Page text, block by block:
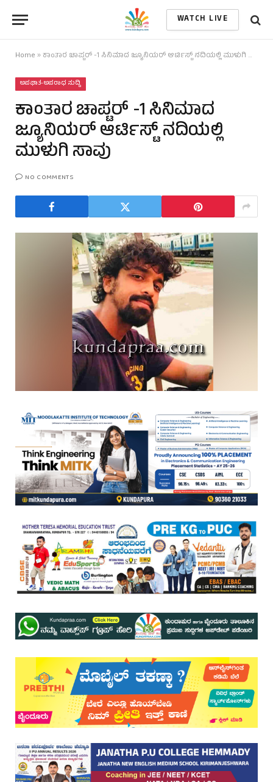
WATCH LIVE
Home »ಕಾಂತಾರ ಚಾಪ್ಟರ್‌ -1 ಸಿನಿಮಾದ ಜ್ಯೂನಿಯರ್‌ ಆರ್ಟಿಸ್ಟ್‌ ನದಿಯಲ್ಲಿ ಮುಳುಗಿ ಸಾವು
ಅಪಘಾತ-ಅಪರಾಧ ಸುದ್ದಿ
ಕಾಂತಾರ ಚಾಪ್ಟರ್‌ -1 ಸಿನಿಮಾದ
ಜ್ಯೂನಿಯರ್‌ ಆರ್ಟಿಸ್ಟ್‌ ನದಿಯಲ್ಲಿ
ಮುಳುಗಿ ಸಾವು
NO COMMENTS